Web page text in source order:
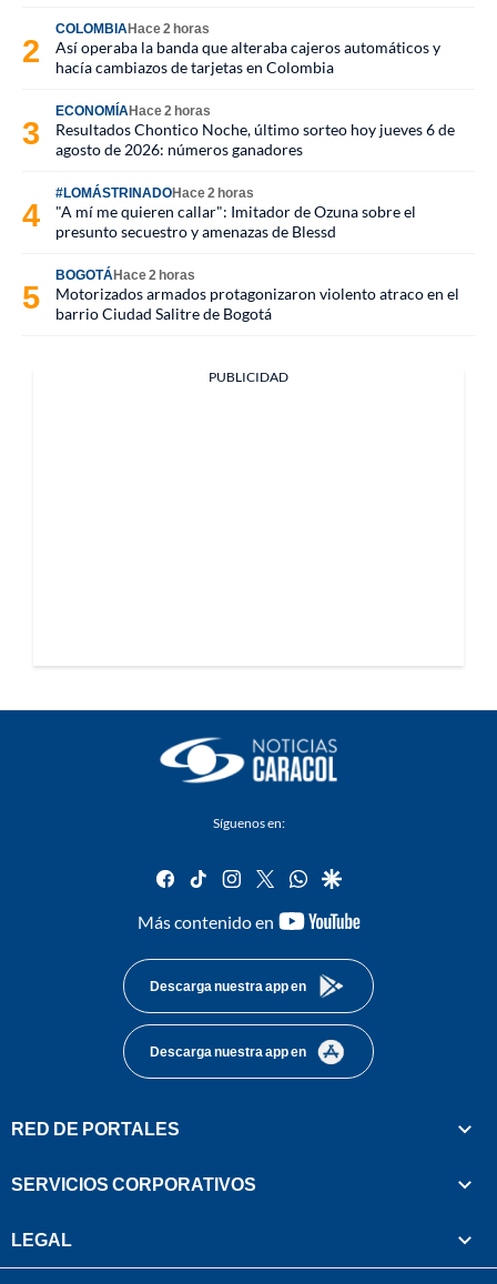
COLOMBIAHace 2 horas
Así operaba la banda que alteraba cajeros automáticos y
hacía cambiazos de tarjetas en Colombia
ECONOMÍAHace 2 horas
Resultados Chontico Noche, último sorteo hoy jueves 6 de
agosto de 2026: números ganadores
#LOMÁSTRINADOHace 2 horas
"A mí me quieren callar": Imitador de Ozuna sobre el
presunto secuestro y amenazas de Blessd
BOGOTÁHace 2 horas
Motorizados armados protagonizaron violento atraco en el
barrio Ciudad Salitre de Bogotá
PUBLICIDAD
Síguenos en:
facebook
tiktok instagram
twitterwhatsapp
google
Más contenido en
youtube-
Descarga nuestra app en
Descarga nuestra app en
RED DE PORTALES
SERVICIOS CORPORATIVOS
LEGAL